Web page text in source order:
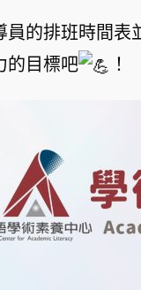
員的排班時間表
的目標吧
！